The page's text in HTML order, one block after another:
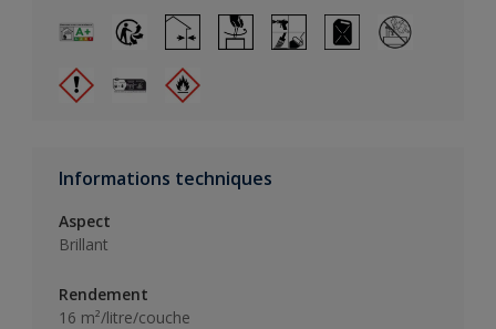
Informations techniques
Aspect
Brillant
Rendement
16 m²/litre/couche